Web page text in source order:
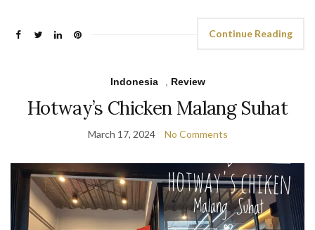
Continue Reading
Indonesia Review
Hotway’s Chicken Malang Suhat
March 17, 2024 No Comments